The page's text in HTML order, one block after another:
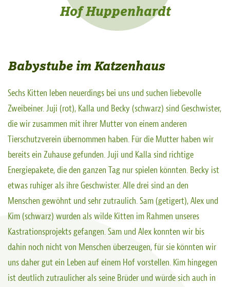
Hof Huppenhardt
Babystube im Katzenhaus
Sechs Kitten leben neuerdings bei uns und suchen liebevolle
Zweibeiner. Juji (rot), Kalla und Becky (schwarz) sind Geschwister,
die wir zusammen mit ihrer Mutter von einem anderen
Tierschutzverein übernommen haben. Für die Mutter haben wir
bereits ein Zuhause gefunden. Juji und Kalla sind richtige
Energiepakete, die den ganzen Tag nur spielen könnten. Becky ist
etwas ruhiger als ihre Geschwister. Alle drei sind an den
Menschen gewöhnt und sehr zutraulich. Sam (getigert), Alex und
Kim (schwarz) wurden als wilde Kitten im Rahmen unseres
Kastrationsprojekts gefangen. Sam und Alex konnten wir bis
dahin noch nicht von Menschen überzeugen, für sie könnten wir
uns daher gut ein Leben auf einem Hof vorstellen. Kim hingegen
ist deutlich zutraulicher als seine Brüder und würde sich auch in